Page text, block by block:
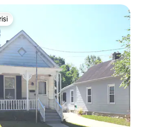
en beğenilenler arasında